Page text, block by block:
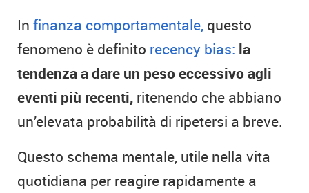
In finanza comportamentale, questo
fenomeno è definito recency bias: la
tendenza a dare un peso eccessivo agli
eventi più recenti, ritenendo che abbiano
un’elevata probabilità di ripetersi a breve.
Questo schema mentale, utile nella vita
quotidiana per reagire rapidamente a